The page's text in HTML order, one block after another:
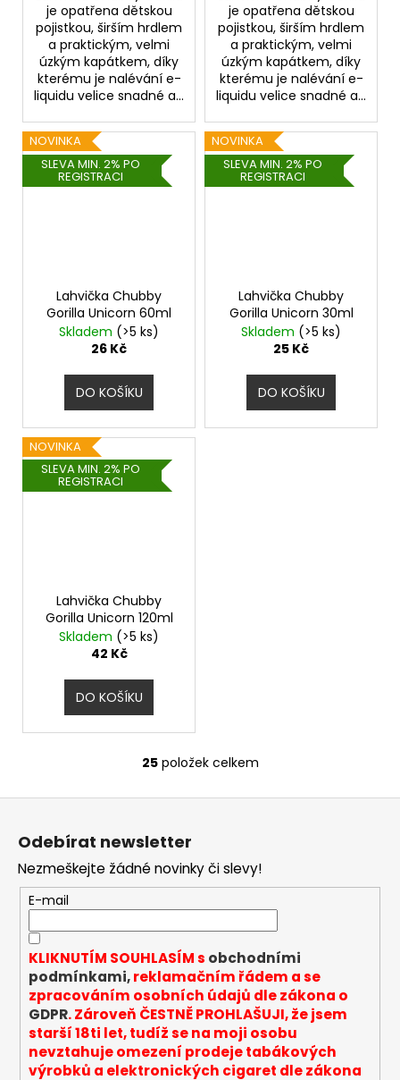
je opatřena dětskou
pojistkou, širším hrdlem
a praktickým, velmi
úzkým kapátkem, díky
kterému je nalévání e-
liquidu velice snadné a...
je opatřena dětskou
pojistkou, širším hrdlem
a praktickým, velmi
úzkým kapátkem, díky
kterému je nalévání e-
liquidu velice snadné a...
NOVINKA
SLEVA MIN. 2% PO
REGISTRACI
Lahvička Chubby
Gorilla Unicorn 60ml
Skladem (>5 ks)
26 Kč
DO KOŠÍKU
NOVINKA
SLEVA MIN. 2% PO
REGISTRACI
Lahvička Chubby
Gorilla Unicorn 30ml
Skladem (>5 ks)
25 Kč
DO KOŠÍKU
NOVINKA
SLEVA MIN. 2% PO
REGISTRACI
Lahvička Chubby
Gorilla Unicorn 120ml
Skladem (>5 ks)
42 Kč
DO KOŠÍKU
O
v
a
c
í
p
r
v
k
y
v
ý
p
25položek celkem
Z
Odebírat newsletter
Nezmeškejte žádné novinky či slevy!
E-mail
KLIKNUTÍM SOUHLASÍM s obchodními
podmínkami,reklamačním řádem a se
zpracováním osobních údajů dle zákona o
GDPR. Zároveň ČESTNĚ PROHLAŠUJI, že jsem
starší 18ti let, tudíž se na moji osobu
nevztahuje omezení prodeje tabákových
výrobků a elektronických cigaret dle zákona